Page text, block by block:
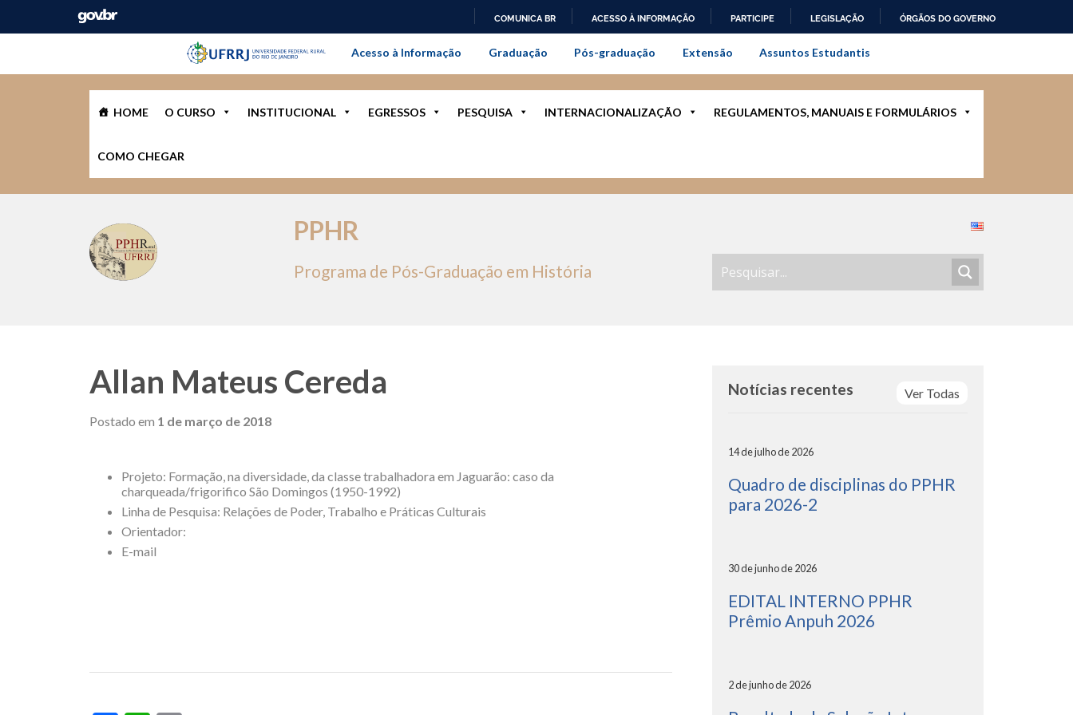
PARA
O
COMUNICA BR ACESSO À INFORMAÇÃO PARTICIPE LEGISLAÇÃO ÓRGÃOS DO GOVERNO
Pular barra institucional
Barra institucional da Universidade Federal Rural do Rio de Janeiro
Acesso à Informação Graduação Pós-graduação Extensão Assuntos Estudantis
HOME O CURSO INSTITUCIONAL EGRESSOS PESQUISA INTERNACIONALIZAÇÃO REGULAMENTOS, MANUAIS E FORMULÁRIOS
COMO CHEGAR
PPHR
Programa de Pós-Graduação em História
Allan Mateus Cereda
Postado em 1 de março de 2018
Projeto: Formação, na diversidade, da classe trabalhadora em Jaguarão: caso da
charqueada/frigorifico São Domingos (1950-1992)
Linha de Pesquisa: Relações de Poder, Trabalho e Práticas Culturais
Orientador:
E-mail
Ver Todas
Notícias recentes
14 de julho de 2026
Quadro de disciplinas do PPHR
para 2026-2
30 de junho de 2026
EDITAL INTERNO PPHR
Prêmio Anpuh 2026
2 de junho de 2026